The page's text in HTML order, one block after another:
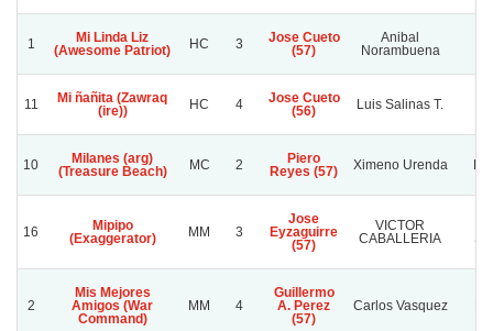
1
Mi Linda Liz
(Awesome Patriot)
HC 3
Jose Cueto
(57)
Anibal
Norambuena
11
Mi ñañita (Zawraq
(ire))
HC 4
Jose Cueto
(56)
Luis Salinas T.
10
Milanes (arg)
(Treasure Beach)
MC 2
Piero
Reyes (57)
Ximeno Urenda
16
Mipipo
(Exaggerator)
MM 3
Jose
Eyzaguirre
(57)
VICTOR
CABALLERIA
2
Mis Mejores
Amigos (War
Command)
MM 4
Guillermo
A. Perez
(57)
Carlos Vasquez